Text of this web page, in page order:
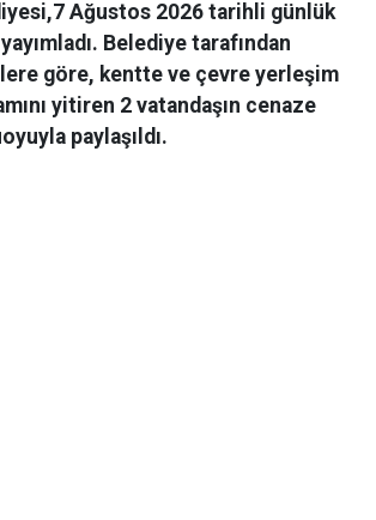
Ağustos 2026 tarihli günlük
Belediye tarafından
göre, kentte ve çevre yerleşim
yitiren 2 vatandaşın cenaze
paylaşıldı.